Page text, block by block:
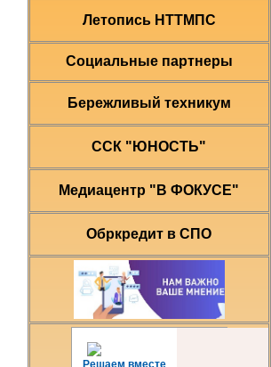
Летопись НТТМПС
Социальные партнеры
Бережливый техникум
ССК "ЮНОСТЬ"
Медиацентр "В ФОКУСЕ"
Обркредит в СПО
Решаем вместе